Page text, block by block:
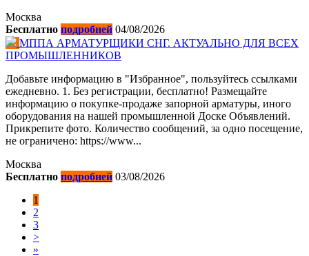
Москва
Бесплатно подробней 04/08/2026
МППА АРМАТУРЩИКИ СНГ. АКТУАЛЬНО ДЛЯ ВСЕХ
ПРОМЫШЛЕННИКОВ
Добавьте информацию в "Избранное", пользуйтесь ссылками
ежедневно. 1. Без регистрации, бесплатно! Размещайте
информацию о покупке-продаже запорной арматуры, иного
оборудования на нашей промышленной Доске Объявлений.
Прикрепите фото. Количество сообщений, за одно посещение,
не ограничено: https://www...
Москва
Бесплатно подробней 03/08/2026
1
2
3
>
»